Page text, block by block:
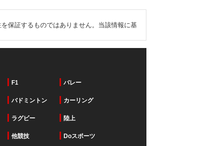
保証するものではありません。当該情報に基
F1 バレー
バドミントン カーリング
ラグビー 陸上
他競技 Doスポーツ